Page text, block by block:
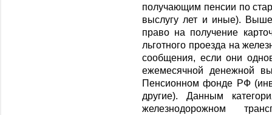
получающим пенсии по
выслугу лет и иные).
право на получение
льготного проезда на
сообщения, если они
ежемесячной денежной
Пенсионном фонде РФ
другие). Данным
железнодорожном